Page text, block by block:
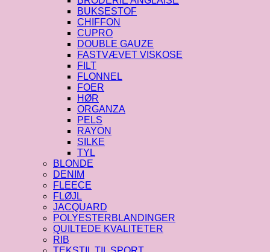
BUKSESTOF
CHIFFON
CUPRO
DOUBLE GAUZE
FASTVÆVET VISKOSE
FILT
FLONNEL
FOER
HØR
ORGANZA
PELS
RAYON
SILKE
TYL
BLONDE
DENIM
FLEECE
FLØJL
JACQUARD
POLYESTERBLANDINGER
QUILTEDE KVALITETER
RIB